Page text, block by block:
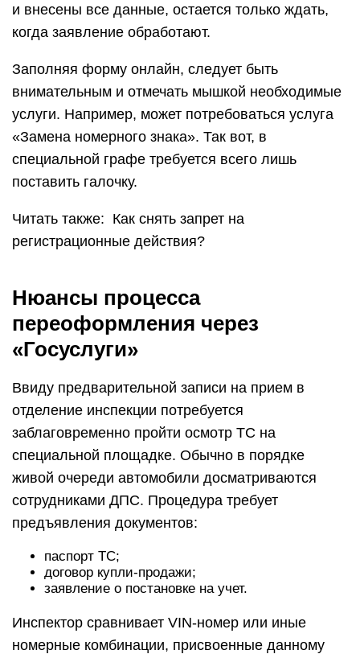
и внесены все данные, остается только ждать,
когда заявление обработают.
Заполняя форму онлайн, следует быть
внимательным и отмечать мышкой необходимые
услуги. Например, может потребоваться услуга
«Замена номерного знака». Так вот, в
специальной графе требуется всего лишь
поставить галочку.
Читать также: Как снять запрет на
регистрационные действия?
Нюансы процесса
переоформления через
«Госуслуги»
Ввиду предварительной записи на прием в
отделение инспекции потребуется
заблаговременно пройти осмотр ТС на
специальной площадке. Обычно в порядке
живой очереди автомобили досматриваются
сотрудниками ДПС. Процедура требует
предъявления документов:
паспорт ТС;
договор купли-продажи;
заявление о постановке на учет.
Инспектор сравнивает VIN-номер или иные
номерные комбинации, присвоенные данному